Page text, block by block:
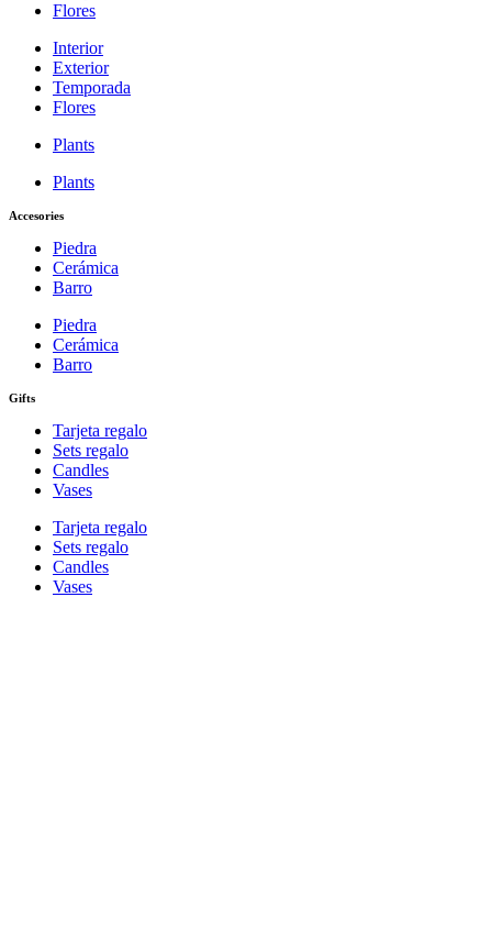
Flores
Interior
Exterior
Temporada
Flores
Plants
Plants
Accesories
Piedra
Cerámica
Barro
Piedra
Cerámica
Barro
Gifts
Tarjeta regalo
Sets regalo
Candles
Vases
Tarjeta regalo
Sets regalo
Candles
Vases